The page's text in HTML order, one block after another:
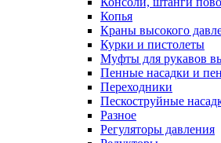
Копья
Краны высокого
Курки и пистолеты
Муфты для рукавов
Пенные насадки и
Переходники
Пескоструйные
Разное
Регуляторы давления